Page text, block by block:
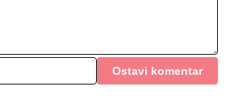
Ostavi komentar